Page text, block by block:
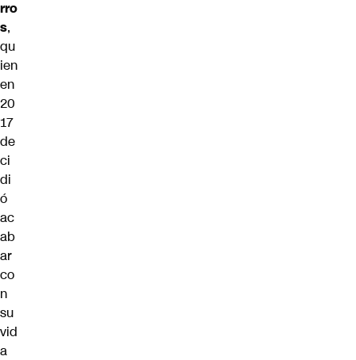
rro
s,
qu
ien
en
20
17
de
ci
di
ó
ac
ab
ar
co
n
su
vid
a